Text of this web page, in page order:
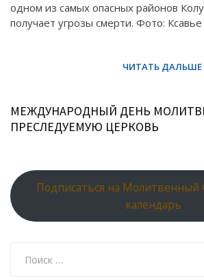
одном из самых опасных районов
получает угрозы смерти. Фото:
МЕЖДУНАРОДНЫЙ ДЕНЬ
ПРЕСЛЕДУЕМУЮ ЦЕРКОВЬ
Подписаться на Молитвенный
календарь